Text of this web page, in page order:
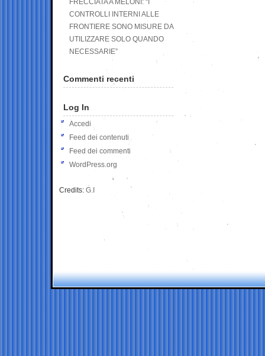
FRECCIATA A MELONI: “I
CONTROLLI INTERNI ALLE
FRONTIERE SONO MISURE DA
UTILIZZARE SOLO QUANDO
NECESSARIE”
Commenti recenti
Log In
Accedi
Feed dei contenuti
Feed dei commenti
WordPress.org
Credits: G.I